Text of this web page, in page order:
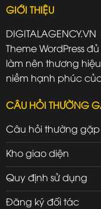
GIỚI THIỆU
Theme WordPress
làm nên thương
niềm hạnh phúc
CÂU HỎI THƯỜNG
Câu hỏi thường gặp
Kho giao diện
Quy định sử dụng
Đăng ký đối tác